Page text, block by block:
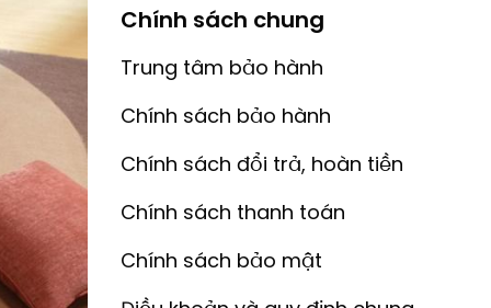
Chính sách chung
Trung tâm bảo hành
Chính sách bảo hành
Chính sách đổi trả, hoàn tiền
Chính sách thanh toán
Chính sách bảo mật